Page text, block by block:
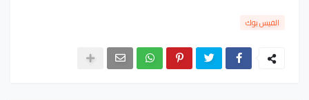
الفيس بوك